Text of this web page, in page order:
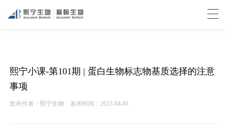
熙宁小课-第101期 | 蛋白生物标志物基质选择的注意
事项
发布作者：熙宁生物 发布时间：2023-04-01